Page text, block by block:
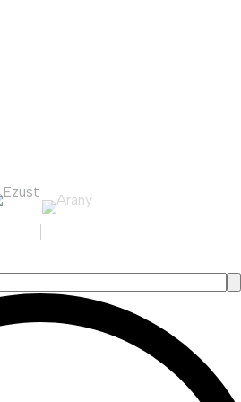
Keresés
következőre: